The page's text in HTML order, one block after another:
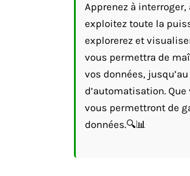
Apprenez à
exploitez toute la
explorerez et
vous permettra de
vos données,
d’automatisation.
vous permettront de
données.🔍📊